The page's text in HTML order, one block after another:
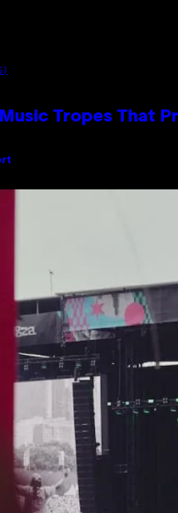
Tropes That